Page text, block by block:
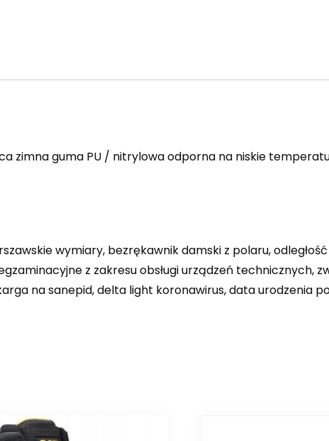
zimna guma PU / nitrylowa odporna na niskie
wymiary, bezrękawnik damski z polaru,
z zakresu obsługi urządzeń technicznych,
na sanepid, delta light koronawirus, data urodzenia